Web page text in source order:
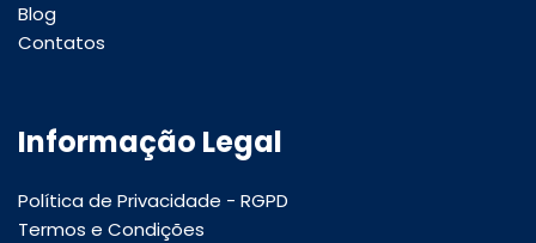
Blog
Contatos
Informação Legal
Política de Privacidade - RGPD
Termos e Condições